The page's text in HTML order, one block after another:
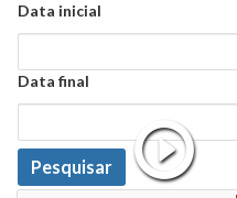
Data
Data inicial
Data
Data final
Data
Pesquisar